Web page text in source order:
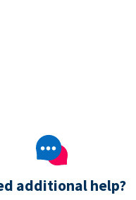
additional help?